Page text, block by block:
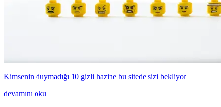
Kimsenin duymadığı 10 gizli hazine bu sitede sizi bekliyor
devamını oku